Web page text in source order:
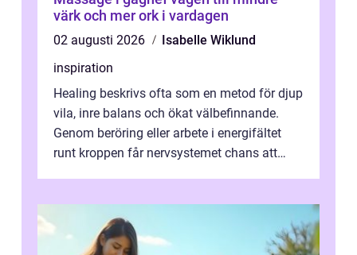
värk och mer ork i vardagen
02 augusti 2026
Isabelle Wiklund
inspiration
Healing beskrivs ofta som en metod för djup
vila, inre balans och ökat välbefinnande.
Genom beröring eller arbete i energifältet
runt kroppen får nervsystemet chans att